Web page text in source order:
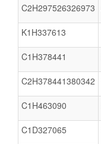
C2H297526326973
K1H337613
C1H378441
C2H378441380342
C1H463090
C1D327065